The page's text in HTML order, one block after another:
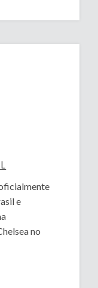
e
no